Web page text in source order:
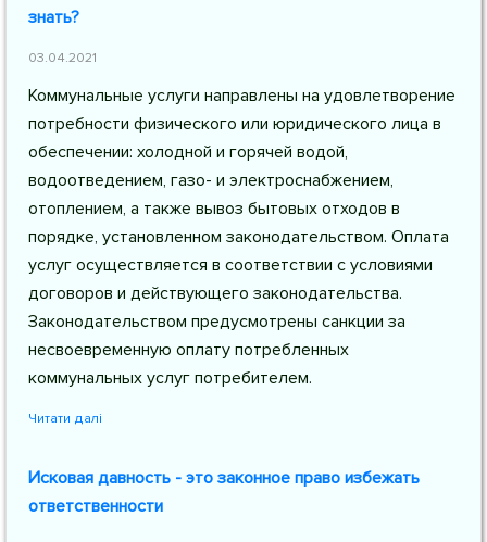
знать?
03.04.2021
Коммунальные услуги направлены на удовлетворение
потребности физического или юридического лица в
обеспечении: холодной и горячей водой,
водоотведением, газо- и электроснабжением,
отоплением, а также вывоз бытовых отходов в
порядке, установленном законодательством. Оплата
услуг осуществляется в соответствии с условиями
договоров и действующего законодательства.
Законодательством предусмотрены санкции за
несвоевременную оплату потребленных
коммунальных услуг потребителем.
Читати далі
Исковая давность - это законное право избежать
ответственности